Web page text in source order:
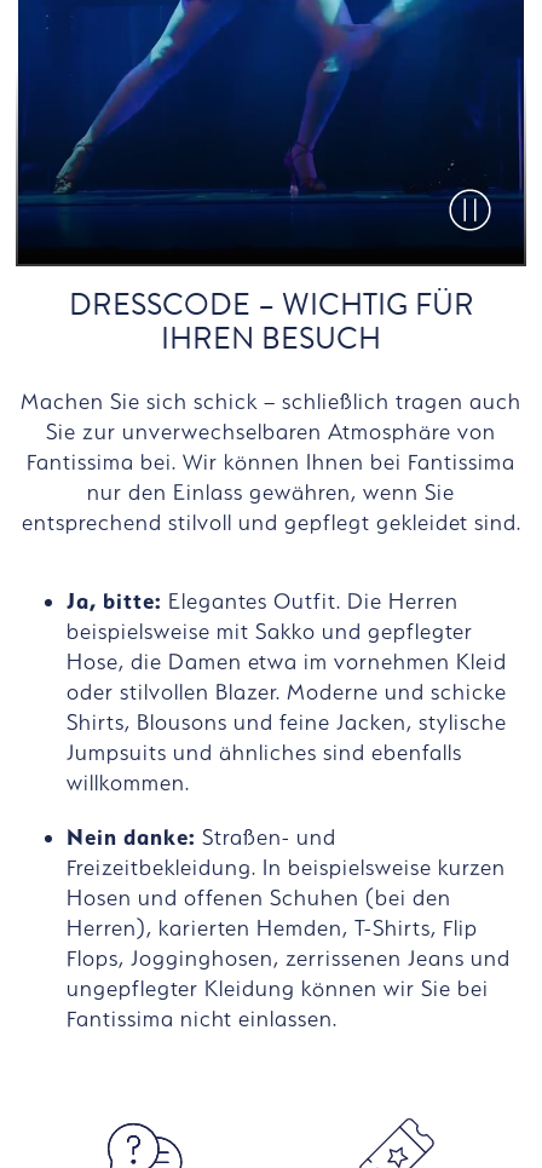
Video
DRESSCODE – WICHTIG FÜR
IHREN BESUCH
Machen Sie sich schick – schließlich tragen auch
Sie zur unverwechselbaren Atmosphäre von
Fantissima bei. Wir können Ihnen bei Fantissima
nur den Einlass gewähren, wenn Sie
entsprechend stilvoll und gepflegt gekleidet sind.
Ja, bitte: Elegantes Outfit. Die Herren
beispielsweise mit Sakko und gepflegter
Hose, die Damen etwa im vornehmen Kleid
oder stilvollen Blazer. Moderne und schicke
Shirts, Blousons und feine Jacken, stylische
Jumpsuits und ähnliches sind ebenfalls
willkommen.
Nein danke: Straßen- und
Freizeitbekleidung. In beispielsweise kurzen
Hosen und offenen Schuhen (bei den
Herren), karierten Hemden, T-Shirts, Flip
Flops, Jogginghosen, zerrissenen Jeans und
ungepflegter Kleidung können wir Sie bei
Fantissima nicht einlassen.